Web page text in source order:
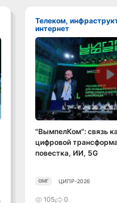
Телеком, инфраструктура, связь,
интернет
Смотреть
"ВымпелКом": связь
цифровой
повестка, ИИ, 5G
ОМГ ЦИПР-2026
105 0